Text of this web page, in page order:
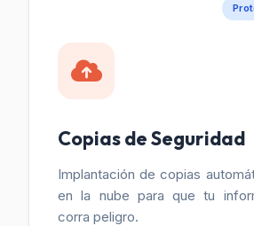
Copias de Seguridad
Implantación de copias
en la nube para que tu
corra peligro.